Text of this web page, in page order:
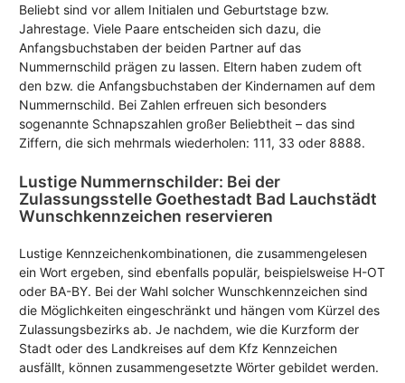
Beliebt sind vor allem Initialen und Geburtstage bzw.
Jahrestage. Viele Paare entscheiden sich dazu, die
Anfangsbuchstaben der beiden Partner auf das
Nummernschild prägen zu lassen. Eltern haben zudem oft
den bzw. die Anfangsbuchstaben der Kindernamen auf dem
Nummernschild. Bei Zahlen erfreuen sich besonders
sogenannte Schnapszahlen großer Beliebtheit – das sind
Ziffern, die sich mehrmals wiederholen: 111, 33 oder 8888.
Lustige Nummernschilder: Bei der
Zulassungsstelle Goethestadt Bad Lauchstädt
Wunschkennzeichen reservieren
Lustige Kennzeichenkombinationen, die zusammengelesen
ein Wort ergeben, sind ebenfalls populär, beispielsweise H-OT
oder BA-BY. Bei der Wahl solcher Wunschkennzeichen sind
die Möglichkeiten eingeschränkt und hängen vom Kürzel des
Zulassungsbezirks ab. Je nachdem, wie die Kurzform der
Stadt oder des Landkreises auf dem Kfz Kennzeichen
ausfällt, können zusammengesetzte Wörter gebildet werden.